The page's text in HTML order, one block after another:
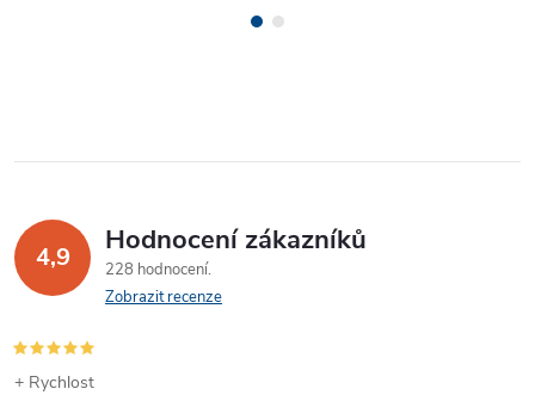
4,9 Hodnocení zákazníků
228 hodnocení
Zobrazit recenze
+ Rychlost